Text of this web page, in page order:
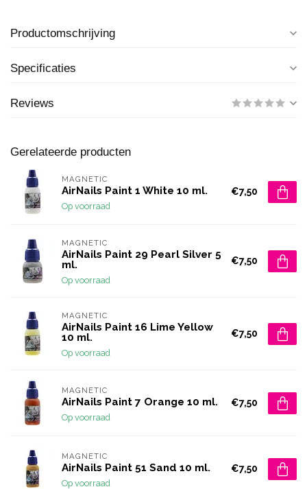
Productomschrijving
Specificaties
Reviews
Gerelateerde producten
MAGNETIC
AirNails Paint 1 White 10 ml.
Op voorraad
€7,50
MAGNETIC
AirNails Paint 29 Pearl Silver 5
ml.
Op voorraad
€7,50
MAGNETIC
AirNails Paint 16 Lime Yellow
10 ml.
Op voorraad
€7,50
MAGNETIC
AirNails Paint 7 Orange 10 ml.
Op voorraad
€7,50
MAGNETIC
AirNails Paint 51 Sand 10 ml.
Op voorraad
€7,50